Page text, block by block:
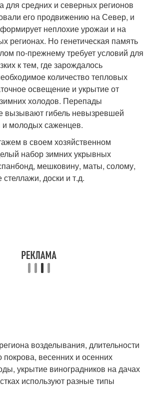
для средних и северных регионов
его продвижению на Север, и
неплохие урожаи и на
регионах. Но генетическая память
по-прежнему требует условий для
к тем, где зарождалось
количество тепловых
освещение и укрытие от
холодов. Перепады
вызывают гибель невызревшей
и молодых саженцев.
в своем хозяйственном
набор зимних укрывных
мешковину, маты, солому,
доски и т.д.
возделывания, длительности
покрова, весенних и осенних
укрытие виноградников на дачах
используют разные типы